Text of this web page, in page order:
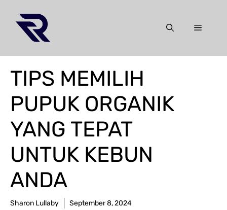
content
Menu
TIPS MEMILIH
PUPUK ORGANIK
YANG TEPAT
UNTUK KEBUN
ANDA
Sharon Lullaby September 8, 2024